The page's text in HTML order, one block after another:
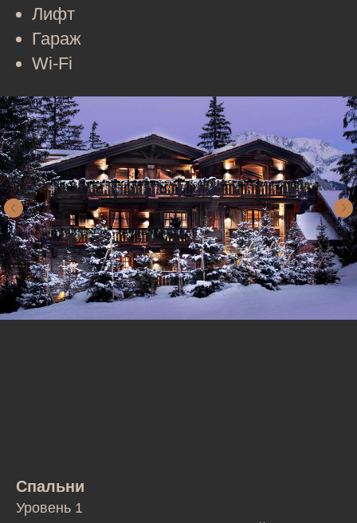
Лифт
Гараж
Wi‑Fi
Спальни
Уровень 1